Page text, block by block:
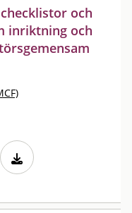
och
inriktning och